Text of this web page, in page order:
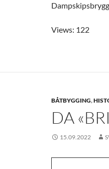
Views: 122
BÅTBYGGING,
DA
15.09.2022